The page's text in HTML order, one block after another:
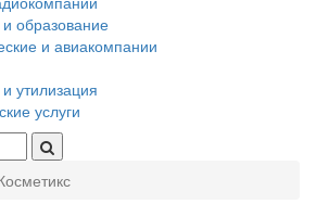
образование
и авиакомпании
утилизация
услуги